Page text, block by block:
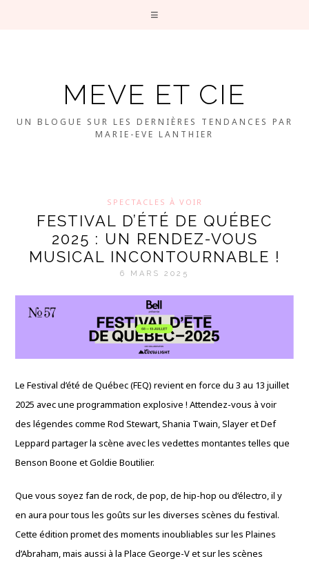
MEVE ET CIE
UN BLOGUE SUR LES DERNIÈRES TENDANCES PAR
MARIE-EVE LANTHIER
SPECTACLES À VOIR
FESTIVAL D’ÉTÉ DE QUÉBEC
2025 : UN RENDEZ-VOUS
MUSICAL INCONTOURNABLE !
6 MARS 2025
Le Festival d’été de Québec (FEQ) revient en force du 3 au 13 juillet
2025 avec une programmation explosive ! Attendez-vous à voir
des légendes comme Rod Stewart, Shania Twain, Slayer et Def
Leppard partager la scène avec les vedettes montantes telles que
Benson Boone et Goldie Boutilier.
Que vous soyez fan de rock, de pop, de hip-hop ou d’électro, il y
en aura pour tous les goûts sur les diverses scènes du festival.
Cette édition promet des moments inoubliables sur les Plaines
d’Abraham, mais aussi à la Place George-V et sur les scènes